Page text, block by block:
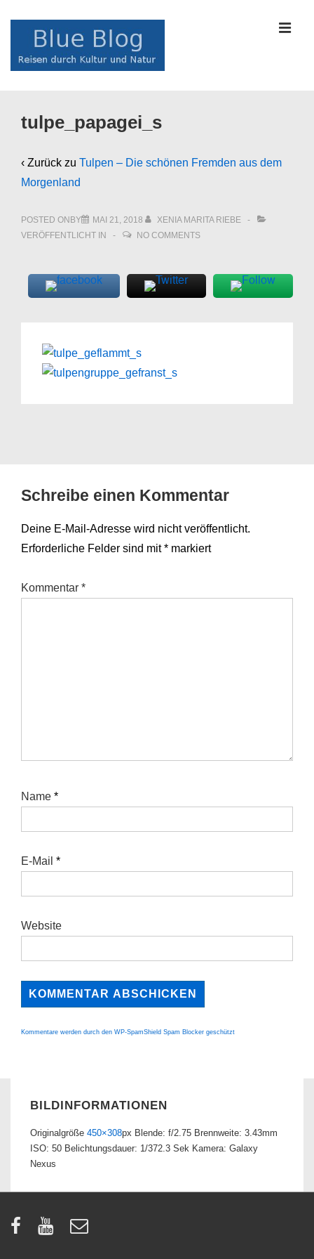
Navigation
tulpe_papagei_s
‹ Zurück zu Tulpen – Die schönen Fremden aus dem
Morgenland
POSTED ONBY MAI 21, 2018
XENIA MARITA RIEBE
VERÖFFENTLICHT IN
NO COMMENTS
Schreibe einen Kommentar
Deine E-Mail-Adresse wird nicht veröffentlicht.
Erforderliche Felder sind mit* markiert
Kommentar *
Name *
E-Mail *
Website
Kommentare werden durch den WP-SpamShield Spam Blocker geschützt
BILDINFORMATIONEN
Originalgröße 450×308px Blende: f/2.75 Brennweite: 3.43mm
ISO: 50 Belichtungsdauer: 1/372.3 Sek Kamera: Galaxy
Nexus